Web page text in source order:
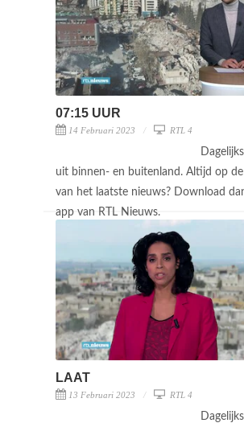
07:15 UUR
14 Februari 2023 RTL 4
uit binnen- en buitenland. Altijd op
van het laatste nieuws? Download
app van RTL Nieuws.
LAAT
13 Februari 2023 RTL 4